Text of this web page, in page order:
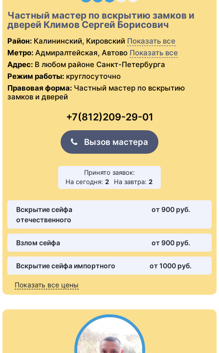
Частный мастер по вскрытию замков и
дверей Климов Сергей Борисович
Район: Калининский, Кировский Показать все
Метро: Адмиралтейская, Автово Показать все
Адрес: В любом районе Санкт-Петербурга
Режим работы: круглосуточно
Правовая форма: Частный мастер по вскрытию
замков и дверей
+7(812)209-29-01
Вызов мастера
Принято заявок:
На сегодня: 2 На завтра: 2
Вскрытие сейфа
отечественного
от 900 pуб.
Взлом сейфа от 900 pуб.
Вскрытие сейфа импортного от 1000 pуб.
Показать все цены